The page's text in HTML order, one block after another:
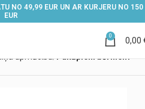
NO 49,99 EUR UN AR KURJERU NO 150
EUR
0 0,00